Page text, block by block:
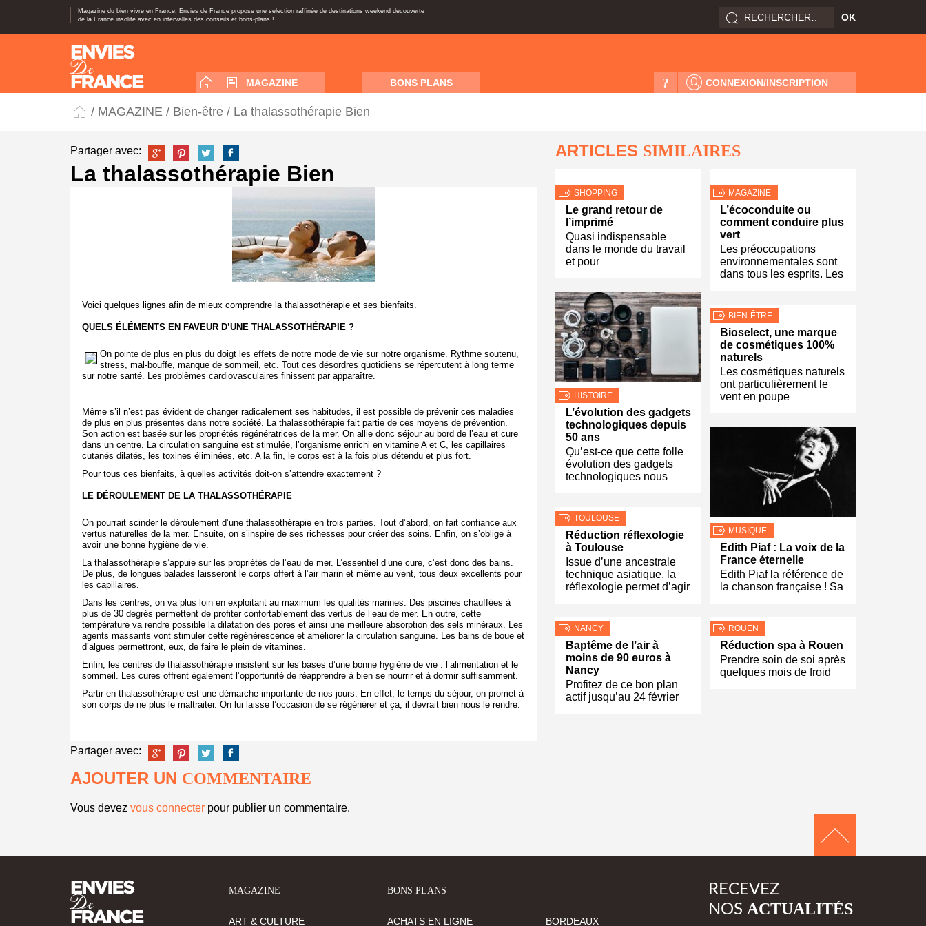
Magazine du bien vivre en France, Envies de France propose une sélection raffinée de destinations weekend découverte
de la France insolite avec en intervalles des conseils et bons-plans !
MAGAZINE BONS PLANS CONNEXION/INSCRIPTION
?
/ MAGAZINE / Bien-être / La thalassothérapie Bien
Partager avec:
La thalassothérapie Bien
Voici quelques lignes afin de mieux comprendre la thalassothérapie et ses bienfaits.
QUELS ÉLÉMENTS EN FAVEUR D’UNE THALASSOTHÉRAPIE ?
On pointe de plus en plus du doigt les effets de notre mode de vie sur notre organisme. Rythme soutenu,
stress, mal-bouffe, manque de sommeil, etc. Tout ces désordres quotidiens se répercutent à long terme
sur notre santé. Les problèmes cardiovasculaires finissent par apparaître.
Même s’il n’est pas évident de changer radicalement ses habitudes, il est possible de prévenir ces maladies
de plus en plus présentes dans notre société. La thalassothérapie fait partie de ces moyens de prévention.
Son action est basée sur les propriétés régénératrices de la mer. On allie donc séjour au bord de l’eau et cure
dans un centre. La circulation sanguine est stimulée, l’organisme enrichi en vitamine A et C, les capillaires
cutanés dilatés, les toxines éliminées, etc. A la fin, le corps est à la fois plus détendu et plus fort.
Pour tous ces bienfaits, à quelles activités doit-on s’attendre exactement ?
LE DÉROULEMENT DE LA THALASSOTHÉRAPIE
On pourrait scinder le déroulement d’une thalassothérapie en trois parties. Tout d’abord, on fait confiance aux
vertus naturelles de la mer. Ensuite, on s’inspire de ses richesses pour créer des soins. Enfin, on s’oblige à
avoir une bonne hygiène de vie.
La thalassothérapie s’appuie sur les propriétés de l’eau de mer. L’essentiel d’une cure, c’est donc des bains.
De plus, de longues balades laisseront le corps offert à l’air marin et même au vent, tous deux excellents pour
les capillaires.
Dans les centres, on va plus loin en exploitant au maximum les qualités marines. Des piscines chauffées à
plus de 30 degrés permettent de profiter confortablement des vertus de l’eau de mer. En outre, cette
température va rendre possible la dilatation des pores et ainsi une meilleure absorption des sels minéraux. Les
agents massants vont stimuler cette régénérescence et améliorer la circulation sanguine. Les bains de boue et
d’algues permettront, eux, de faire le plein de vitamines.
Enfin, les centres de thalassothérapie insistent sur les bases d’une bonne hygiène de vie : l’alimentation et le
sommeil. Les cures offrent également l’opportunité de réapprendre à bien se nourrir et à dormir suffisamment.
Partir en thalassothérapie est une démarche importante de nos jours. En effet, le temps du séjour, on promet à
son corps de ne plus le maltraiter. On lui laisse l’occasion de se régénérer et ça, il devrait bien nous le rendre.
Partager avec:
AJOUTER UN COMMENTAIRE
Vous devez vous connecter pour publier un commentaire.
ARTICLES SIMILAIRES
SHOPPING
Le grand retour de
l’imprimé
Quasi indispensable
dans le monde du travail
et pour
HISTOIRE
L’évolution des gadgets
technologiques depuis
50 ans
Qu’est-ce que cette folle
évolution des gadgets
technologiques nous
TOULOUSE
Réduction réflexologie
à Toulouse
Issue d’une ancestrale
technique asiatique, la
réflexologie permet d’agir
NANCY
Baptême de l’air à
moins de 90 euros à
Nancy
Profitez de ce bon plan
actif jusqu’au 24 février
MAGAZINE
L’écoconduite ou
comment conduire plus
vert
Les préoccupations
environnementales sont
dans tous les esprits. Les
BIEN-ÊTRE
Bioselect, une marque
de cosmétiques 100%
naturels
Les cosmétiques naturels
ont particulièrement le
vent en poupe
MUSIQUE
Edith Piaf : La voix de la
France éternelle
Edith Piaf la référence de
la chanson française ! Sa
ROUEN
Réduction spa à Rouen
Prendre soin de soi après
quelques mois de froid
MAGAZINE
ART & CULTURE
BONS PLANS
ACHATS EN LIGNE BORDEAUX
RECEVEZ
NOS ACTUALITÉS